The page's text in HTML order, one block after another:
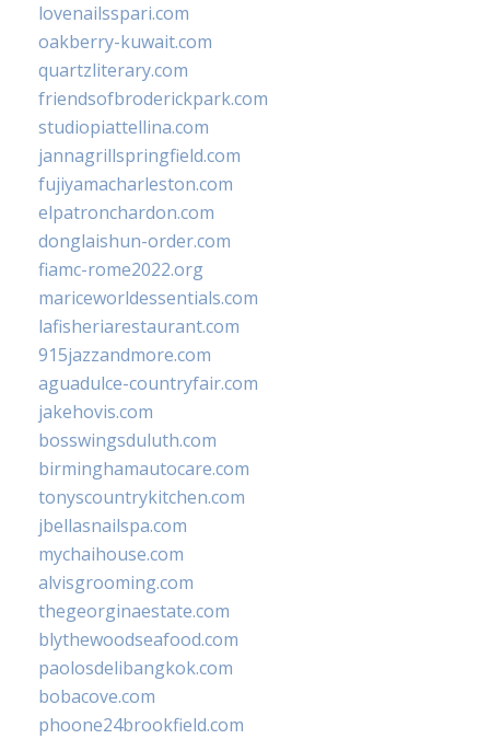
lovenailsspari.com
oakberry-kuwait.com
quartzliterary.com
friendsofbroderickpark.com
studiopiattellina.com
jannagrillspringfield.com
fujiyamacharleston.com
elpatronchardon.com
donglaishun-order.com
fiamc-rome2022.org
mariceworldessentials.com
lafisheriarestaurant.com
915jazzandmore.com
aguadulce-countryfair.com
jakehovis.com
bosswingsduluth.com
birminghamautocare.com
tonyscountrykitchen.com
jbellasnailspa.com
mychaihouse.com
alvisgrooming.com
thegeorginaestate.com
blythewoodseafood.com
paolosdelibangkok.com
bobacove.com
phoone24brookfield.com